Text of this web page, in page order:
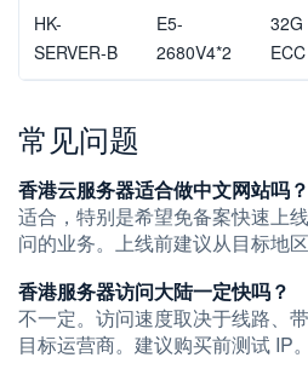
HK-
SERVER-B
E5-
2680V4*2
32G
ECC
常见问题
香港云服务器适合做中文网站吗？
适合，特别是希望免备案快速上
问的业务。上线前建议从目标地
香港服务器访问大陆一定快吗？
不一定。访问速度取决于线路、
目标运营商。建议购买前测试 IP。